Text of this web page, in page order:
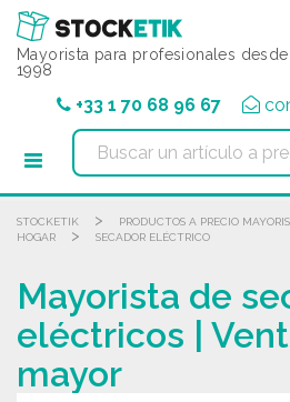
Mayorista para profesionales desde
1998
+33 1 70 68 96 67
STOCKETIK > PRODUCTOS A PRECIO
HOGAR
> SECADOR ELÉCTRICO
Mayorista de
eléctricos |
mayor
Panel de gestión de cookies